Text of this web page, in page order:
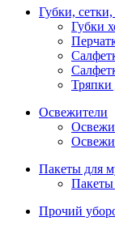
Губки,
Губки
Тряпки
Освежители
Пакеты для
Пакеты
Прочий